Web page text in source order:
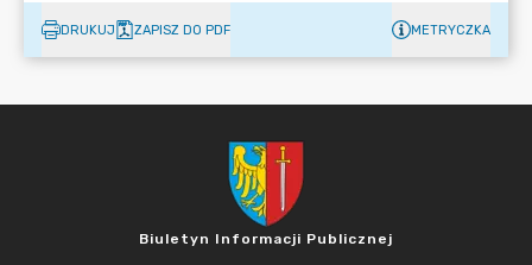
DRUKUJ ZAPISZ DO PDF METRYCZKA
Biuletyn Informacji Publicznej